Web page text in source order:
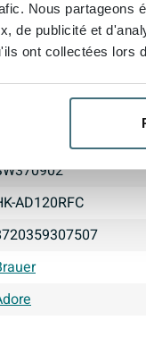
Nous partageons
de publicité et
ont collectées lors
SW370902
HK-AD120RFC
8720359307507